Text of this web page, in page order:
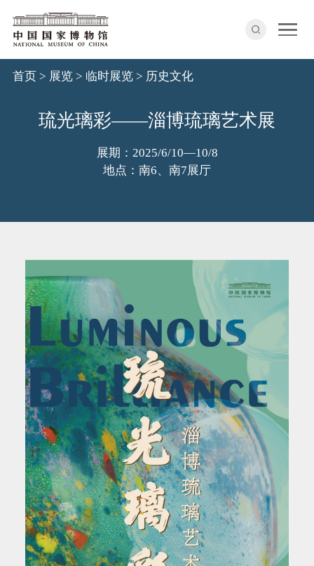
首页> 展览> 临时展览> 历史文化
琉光璃彩——淄博琉璃艺术展
展期：2025/6/10—10/8
地点：南6、南7展厅